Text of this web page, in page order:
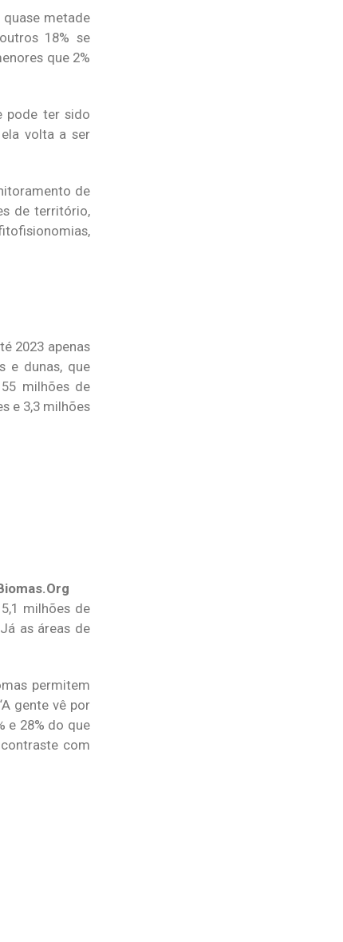
metade
18% se
que 2%
pode ter sido
volta a ser
de
de território,
2023 apenas
e dunas, que
milhões de
e 3,3 milhões
milhões de
as áreas de
permitem
gente vê por
e 28% do que
com